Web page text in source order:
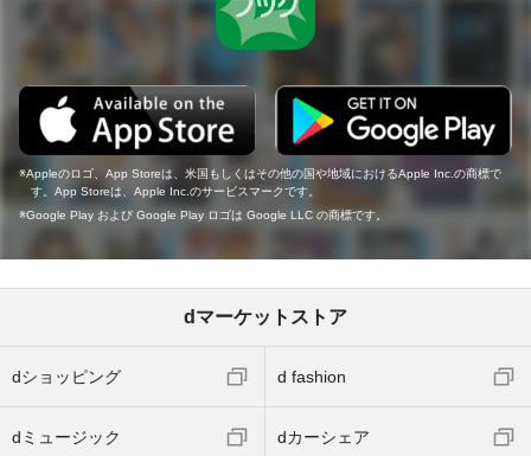
Appleのロゴ、App Storeは、米国もしくはその他の国や地域におけるApple Inc.の商標で
す。App Storeは、Apple Inc.のサービスマークです。
Google Play および Google Play ロゴは Google LLC の商標です。
dマーケットストア
dショッピング d fashion
dミュージック dカーシェア